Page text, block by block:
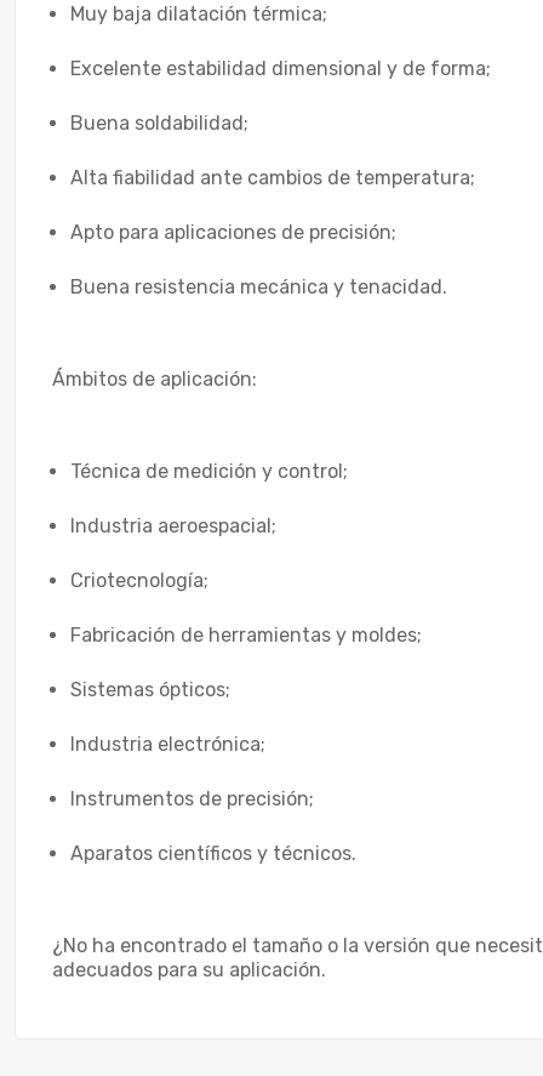
Muy baja dilatación térmica;
Excelente estabilidad dimensional y de forma;
Buena soldabilidad;
Alta fiabilidad ante cambios de temperatura;
Apto para aplicaciones de precisión;
Buena resistencia mecánica y tenacidad.
Ámbitos de aplicación:
Técnica de medición y control;
Industria aeroespacial;
Criotecnología;
Fabricación de herramientas y moldes;
Sistemas ópticos;
Industria electrónica;
Instrumentos de precisión;
Aparatos científicos y técnicos.
¿No ha encontrado el tamaño o la versión que
adecuados para su aplicación.